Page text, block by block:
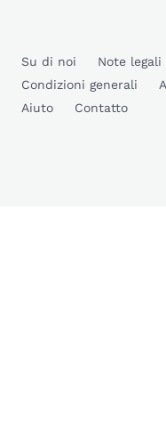
Su di noi Note legali
Condizioni generali
Aiuto
Contatto